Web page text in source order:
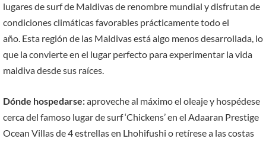
lugares de surf de Maldivas de renombre mundial y disfrutan de
condiciones climáticas favorables prácticamente todo el
año. Esta región de las Maldivas está algo menos desarrollada, lo
que la convierte en el lugar perfecto para experimentar la vida
maldiva desde sus raíces.
Dónde hospedarse:aproveche al máximo el oleaje y hospédese
cerca del famoso lugar de surf ‘Chickens’ en el Adaaran Prestige
Ocean Villas de 4 estrellas en Lhohifushi o retírese a las costas